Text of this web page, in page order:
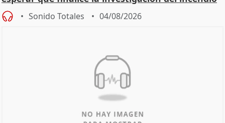
Sonido Totales 04/08/2026